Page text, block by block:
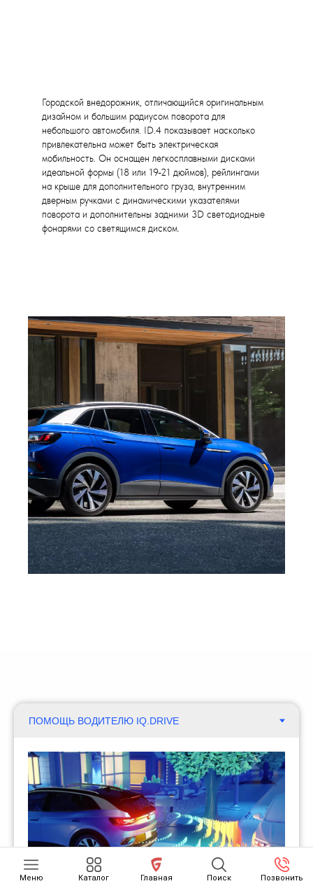
Меню Каталог Главная Поиск Позвонить
Городской внедорожник, отличающийся оригинальным
дизайном и большим радиусом поворота для
небольшого автомобиля. ID.4 показывает насколько
привлекательна может быть электрическая
мобильность. Он оснащен легкосплавными дисками
идеальной формы (18 или 19-21 дюймов), рейлингами
на крыше для дополнительного груза, внутренним
дверным ручками с динамическими указателями
поворота и дополнительны задними 3D светодиодные
фонарями со светящимся диском.